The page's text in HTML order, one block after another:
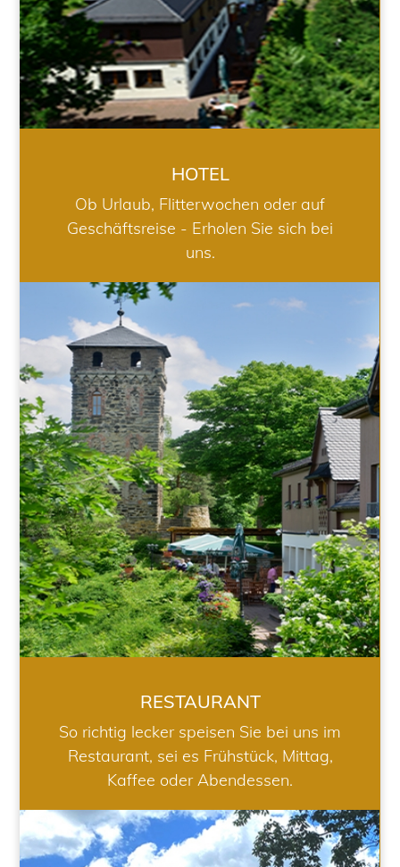
HOTEL
Ob Urlaub, Flitterwochen oder auf
Geschäftsreise - Erholen Sie sich bei
uns.
RESTAURANT
RESTAURANT
So richtig lecker speisen Sie bei uns im
Restaurant, sei es Frühstück, Mittag,
Kaffee oder Abendessen.